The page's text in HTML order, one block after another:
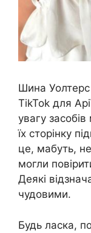
Шина Уолтерс
TikTok для
увагу
їх сторінку
це, мабуть,
могли
Деякі
чудовими.
Будь ласка,